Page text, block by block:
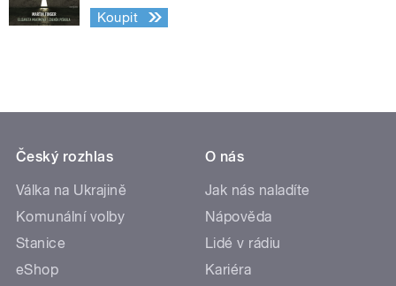
Koupit
Český rozhlas
Válka na Ukrajině
Komunální volby
Stanice
eShop
O nás
Jak nás naladíte
Nápověda
Lidé v rádiu
Kariéra